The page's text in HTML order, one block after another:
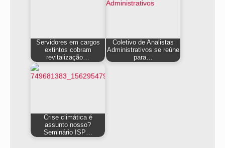
Servidores em cargos
extintos cobram
revitalização…
Coletivo de Analistas
Administrativos se reúne
para…
Crise climática é
assunto nosso?
Seminário ISP…